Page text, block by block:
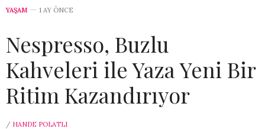
YAŞAM 1 AY ÖNCE
Nespresso, Buzlu
Kahveleri ile Yaza Yeni Bir
Ritim Kazandırıyor
/ HANDE POLATLI